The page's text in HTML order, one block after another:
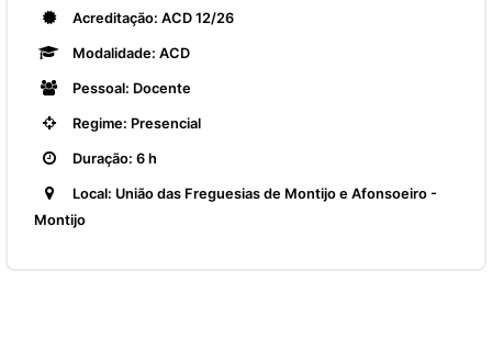
Acreditação: ACD 12/26
Modalidade: ACD
Pessoal: Docente
Regime: Presencial
Duração: 6 h
Local: União das Freguesias de Montijo e Afonsoeiro -
Montijo